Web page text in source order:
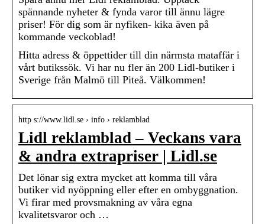
spännande nyheter & fynda varor till ännu lägre
priser! För dig som är nyfiken- kika även på
kommande veckoblad!
Hitta adress & öppettider till din närmsta mataffär i
vårt butikssök. Vi har nu fler än 200 Lidl-butiker i
Sverige från Malmö till Piteå. Välkommen!
http s://www.lidl.se › info › reklamblad
Lidl reklamblad – Veckans vara
& andra extrapriser | Lidl.se
Det lönar sig extra mycket att komma till våra
butiker vid nyöppning eller efter en ombyggnation.
Vi firar med provsmakning av våra egna
kvalitetsvaror och …